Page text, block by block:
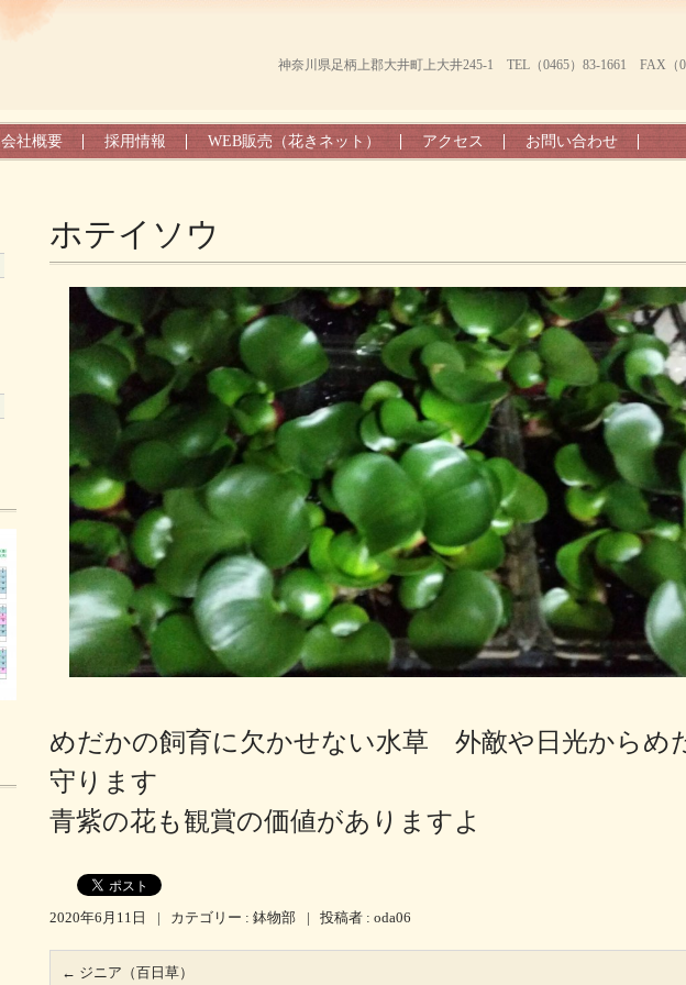
神奈川県足柄上郡大井町上大井245-1 TEL（0465）83-1661 FAX（
会社概要 採用情報 WEB販売（花きネット） アクセス お問い合わせ
ホテイソウ
めだかの飼育に欠かせない水草 外敵や日光からめ
守ります
青紫の花も観賞の価値がありますよ
2020年6月11日 | カテゴリー : 鉢物部 | 投稿者 : oda06
← ジニア（百日草）